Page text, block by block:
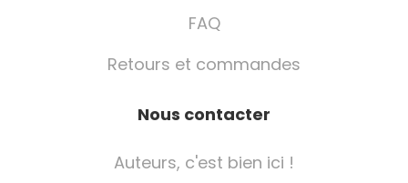
FAQ
Retours et commandes
Nous contacter
Auteurs, c'est bien ici !